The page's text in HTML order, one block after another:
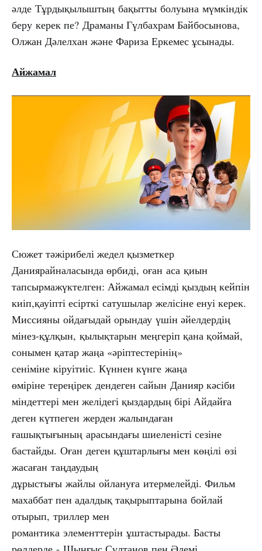
әлде Тұрдықылыштың бақытты болуына мүмкіндік
беру керек пе? Драманы Гүлбахрам Байбосынова,
Олжан Дәлелхан және Фариза Еркемес ұсынады.
Айжамал
Сюжет тәжірибелі жедел қызметкер
Даниярайналасында өрбиді, оған аса қиын
тапсырмажүктелген: Айжамал есімді қыздың кейпін
киіп,қауіпті есірткі сатушылар желісіне енуі керек.
Миссияны ойдағыдай орындау үшін әйелдердің
мінез-құлқын, қылықтарын меңгеріп қана қоймай,
сонымен қатар жаңа «әріптестерінің»
сеніміне кіруітиіс. Күннен күнге жаңа
өміріне тереңірек дендеген сайын Данияр кәсіби
міндеттері мен желідегі қыздардың бірі Айдайға
деген күтпеген жерден жалындаған
ғашықтығының арасындағы шиеленісті сезіне
бастайды. Оған деген құштарлығы мен көңілі өзі
жасаған таңдаудың
дұрыстығы жайлы ойлануға итермелейді. Фильм
махаббат пен адалдық тақырыптарына бойлай
отырып, триллер мен
романтика элементтерін ұштастырады. Басты